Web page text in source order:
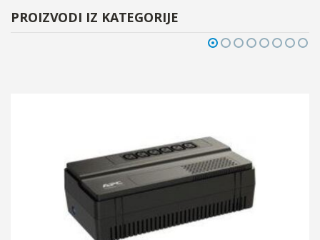
PROIZVODI IZ KATEGORIJE